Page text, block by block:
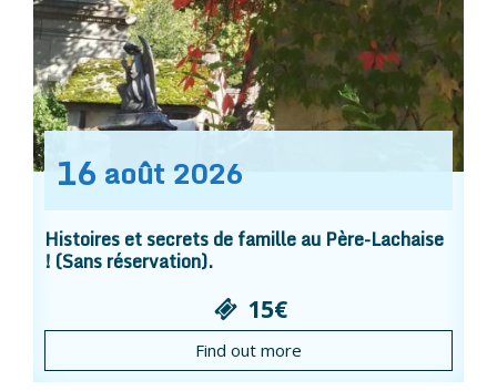
16 août 2026
Histoires et secrets de famille au Père-Lachaise
! (Sans réservation).
15€
Find out more